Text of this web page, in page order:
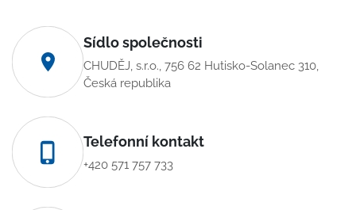
Sídlo společnosti
CHUDĚJ, s.r.o., 756 62 Hutisko-Solanec 310,
Česká republika
Telefonní kontakt
+420 571 757 733